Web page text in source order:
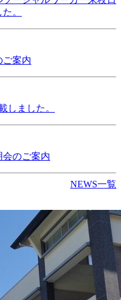
。
案内
ました。
のご案内
NEWS一覧